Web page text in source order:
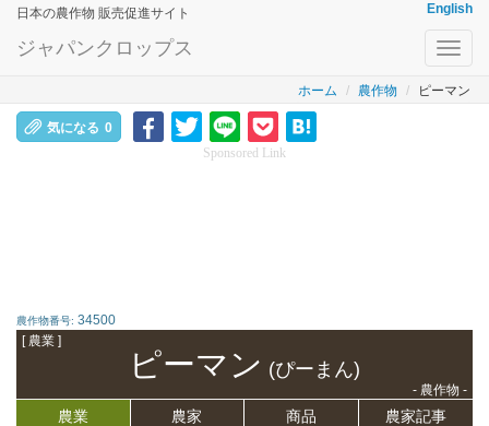
日本の農作物 販売促進サイト English
ジャパンクロップス
ホーム 農作物 ピーマン
気になる 0
Sponsored Link
農作物番号: 34500
[ 農業 ]
ピーマン (ぴーまん)
- 農作物 -
農業 農家 商品
農家記事